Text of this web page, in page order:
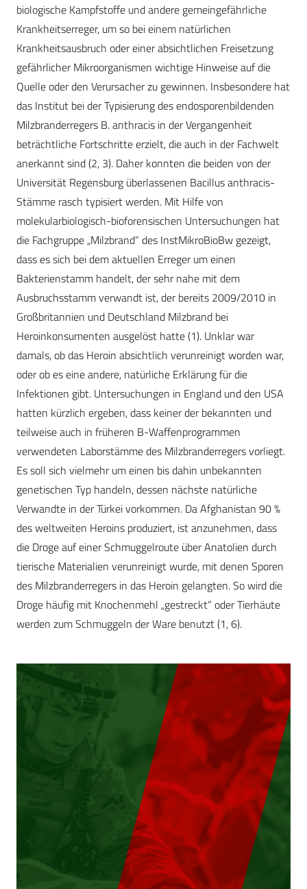
biologische Kampfstoffe und andere gemeingefährliche
Krankheitserreger, um so bei einem natürlichen
Krankheitsausbruch oder einer absichtlichen Freisetzung
gefährlicher Mikroorganismen wichtige Hinweise auf die
Quelle oder den Verursacher zu gewinnen. Insbe­sondere hat
das Institut bei der Typisierung des endosporenbildenden
Milzbranderregers B. anthracis in der Vergangenheit
beträchtliche Fortschritte erzielt, die auch in der Fachwelt
anerkannt sind (2, 3). Daher konnten die beiden von der
Universität Regensburg überlassenen Bacillus anthracis-
Stämme rasch typisiert ­werden. Mit Hilfe von
molekularbiologisch-bioforensischen Untersuchungen hat
die Fachgruppe „Milzbrand“ des InstMikroBioBw gezeigt,
dass es sich bei dem aktuellen Erreger um einen
Bakterienstamm handelt, der sehr nahe mit dem
Ausbruchsstamm verwandt ist, der bereits 2009/2010 in
Großbritannien und Deutschland Milzbrand bei
Heroinkonsumenten ausgelöst hatte (1). Unklar war
damals, ob das Heroin absichtlich verunreinigt worden war,
oder ob es eine andere, natürliche Erklärung für die
Infektionen gibt. Untersuchungen in England und den USA
hatten kürzlich ergeben, dass keiner der bekannten und
teilweise auch in früheren B-Waffenprogrammen
verwendeten Laborstämme des Milzbranderregers vorliegt.
Es soll sich vielmehr um einen bis dahin unbekannten
genetischen Typ handeln, dessen nächste natürliche
Verwandte in der Türkei vorkommen. Da Afghanistan 90 %
des weltweiten Heroins pro­duziert, ist anzunehmen, dass
die Droge auf einer Schmuggelroute über Anatolien durch
tierische Materialien verunreinigt wurde, mit denen Sporen
des Milzbranderregers in das Heroin gelangten. So wird die
Droge häufig mit Knochenmehl „gestreckt“ oder Tierhäute
werden zum Schmuggeln der Ware benutzt (1, 6).